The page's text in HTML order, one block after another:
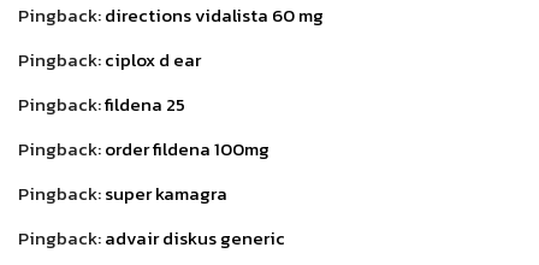
Pingback:directions vidalista 60 mg
Pingback:ciplox d ear
Pingback:fildena 25
Pingback:order fildena 100mg
Pingback:super kamagra
Pingback:advair diskus generic